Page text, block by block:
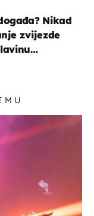
Nikad
zvijezde